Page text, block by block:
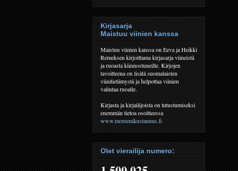
Kirjasarja
Maistuu viinien kanssa
Maistuu viinien kanssa on Eeva ja Heikki
Remeksen kirjoittama kirjasarja viineistä
ja ruoasta kiinnostuneille. Kirjojen
tavoitteena on lisätä suomalaisten
viinitietämystä ja helpottaa viinien
valintaa ruoalle.
Kirjasta ja kirjailijoista on tutustumiseksi
enemmän tietoa osoitteessa
www.moreenikustannus.fi
Olet vierailija numero: